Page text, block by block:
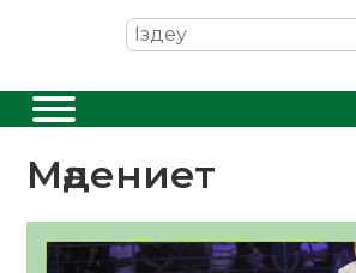
Мәдениет